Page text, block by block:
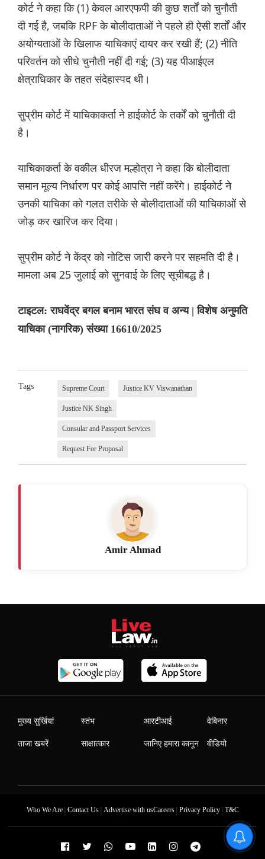
कोर्ट ने कहा कि (1) केवल आरएफपी की कुछ शर्तों को चुनौती
दी गई है, जबकि RPF के बोलीदाताओं ने पहले ही ऐसी शर्तों और
अयोग्यताओं के खिलाफ याचिकाएं दायर कर रखी हैं; (2) नीति
परिवर्तन को सीधे चुनौती नहीं दी गई; (3) यह पीआईएल
क्षेत्राधिकार के तहत संदेहास्पद थी।
सुप्रीम कोर्ट में याचिकाकर्ता ने हाईकोर्ट के तर्कों को चुनौती दी
है।
याचिकाकर्ता के वकील धीरज मल्होत्रा ने कहा कि बोलीदाता
समान मूल्य निर्धारण पर कोई आपत्ति नहीं करेंगे। हाईकोर्ट ने
उनकी याचिका को गलत तरीके से बोलीदाताओं की याचिकाओं से
जोड़ कर खारिज कर दिया।
सुप्रीम कोर्ट ने केंद्र को नोटिस जारी करने पर सहमति दी है।
मामला अब 25 जुलाई को सुनवाई के लिए सूचीबद्ध है।
टाइटल: राघवेंद्र बगल बनाम भारत संघ व अन्य | विशेष अनुमति
याचिका (नागरिक) संख्या 16610/2025
Tags Supreme Court Justice KV Viswanathan
Justice NK Singh
Consular and Passport Services
Request For Proposal
Amir Ahmad
मुख्य सुर्खियां
ताजा खबरें
स्तंभ
साक्षात्कार
आरटीआई
जानिए हमारा कानून
वेबिनार
वीडियो
Who We Are| Contact Us| Advertise with usCareers| Privacy Policy| T&C